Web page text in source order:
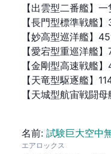
【出雲型二番艦】一
【長門型標準戦艦
【妙高型巡洋艦】
【愛宕型重巡洋艦
【金剛型高速戦艦
【天竜型駆逐艦】
【天城型航宙戦闘
名前: 試験巨大空中
エアロックス